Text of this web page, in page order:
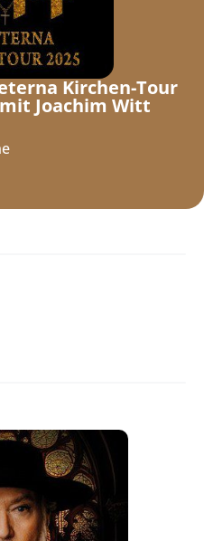
Kirchen-Tour
Joachim Witt